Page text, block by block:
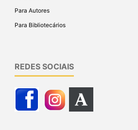
Para Autores
Para Bibliotecários
REDES SOCIAIS